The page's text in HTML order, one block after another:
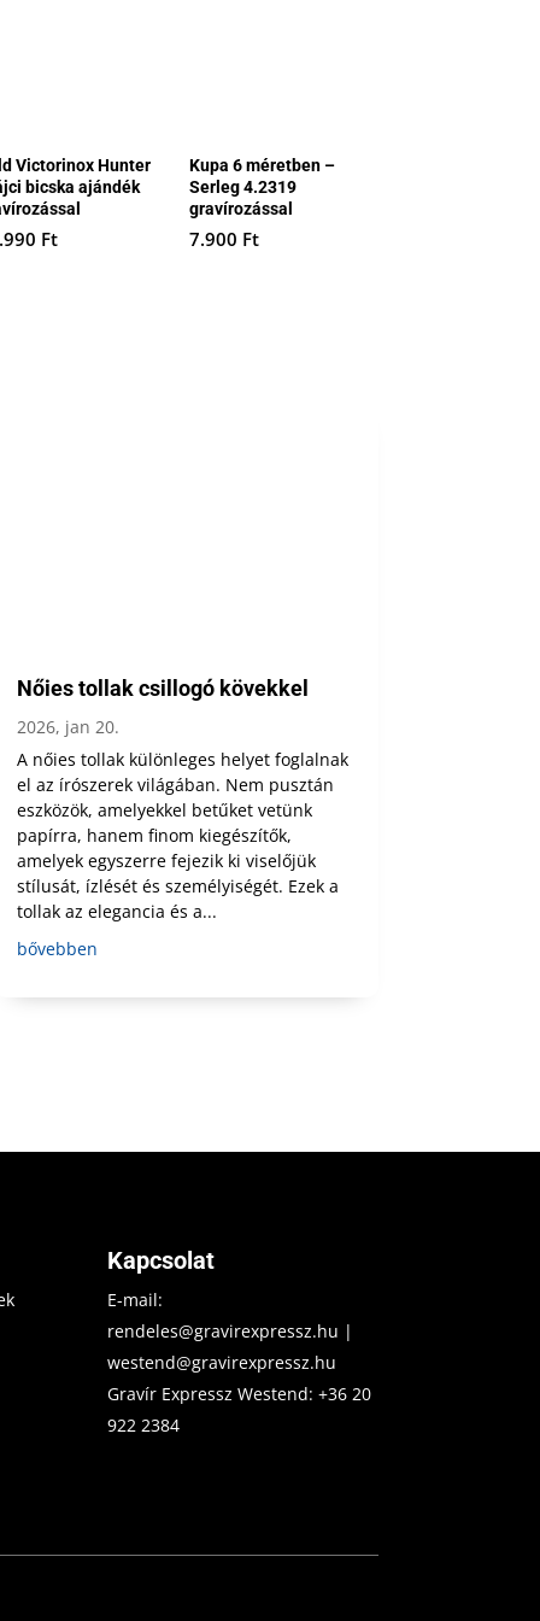
Victorinox Hunter
bicska ajándék
Ft
Kupa 6 méretben –
Serleg 4.2319
gravírozással
7.900 Ft
Nőies tollak csillogó kövekkel
2026, jan 20.
A nőies tollak különleges helyet foglalnak
el az írószerek világában. Nem pusztán
eszközök, amelyekkel betűket vetünk
papírra, hanem finom kiegészítők,
amelyek egyszerre fejezik ki viselőjük
stílusát, ízlését és személyiségét. Ezek a
tollak az elegancia és a...
bővebben
Kapcsolat
E-mail:
rendeles@gravirexpressz.hu |
westend@gravirexpressz.hu
Gravír Expressz Westend:+36 20
922 2384